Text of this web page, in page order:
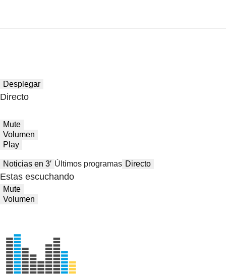
Desplegar
Directo
Mute
Volumen
Play
Noticias en 3′ Últimos programas Directo
Estas escuchando
Mute
Volumen